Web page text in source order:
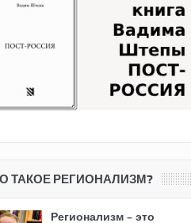
ТАКОЕ РЕГИОНАЛИЗМ?
Регионализм – это